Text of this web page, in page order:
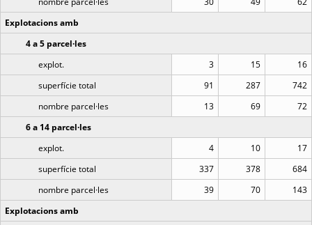
Explotacions amb
4 a 5 parcel·les
explot.
3 15
16
superfície total
91 287
742
nombre parcel·les
13 69
72
6 a 14 parcel·les
explot.
4 10
17
superfície total
337 378
684
nombre parcel·les
39 70
143
Explotacions amb